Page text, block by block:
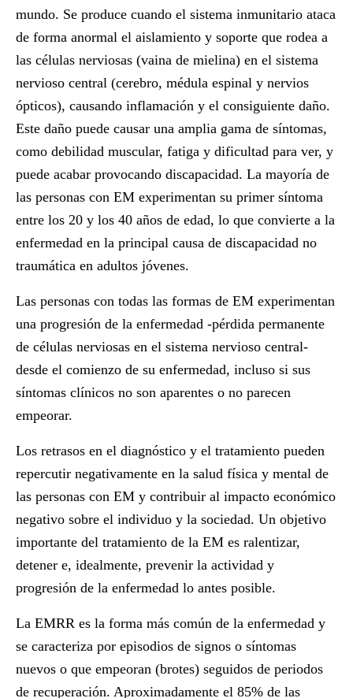
mundo. Se produce cuando el sistema inmunitario ataca
de forma anormal el aislamiento y soporte que rodea a
las células nerviosas (vaina de mielina) en el sistema
nervioso central (cerebro, médula espinal y nervios
ópticos), causando inflamación y el consiguiente daño.
Este daño puede causar una amplia gama de síntomas,
como debilidad muscular, fatiga y dificultad para ver, y
puede acabar provocando discapacidad. La mayoría de
las personas con EM experimentan su primer síntoma
entre los 20 y los 40 años de edad, lo que convierte a la
enfermedad en la principal causa de discapacidad no
traumática en adultos jóvenes.
Las personas con todas las formas de EM experimentan
una progresión de la enfermedad -pérdida permanente
de células nerviosas en el sistema nervioso central-
desde el comienzo de su enfermedad, incluso si sus
síntomas clínicos no son aparentes o no parecen
empeorar.
Los retrasos en el diagnóstico y el tratamiento pueden
repercutir negativamente en la salud física y mental de
las personas con EM y contribuir al impacto económico
negativo sobre el individuo y la sociedad. Un objetivo
importante del tratamiento de la EM es ralentizar,
detener e, idealmente, prevenir la actividad y
progresión de la enfermedad lo antes posible.
La EMRR es la forma más común de la enfermedad y
se caracteriza por episodios de signos o síntomas
nuevos o que empeoran (brotes) seguidos de periodos
de recuperación. Aproximadamente el 85% de las